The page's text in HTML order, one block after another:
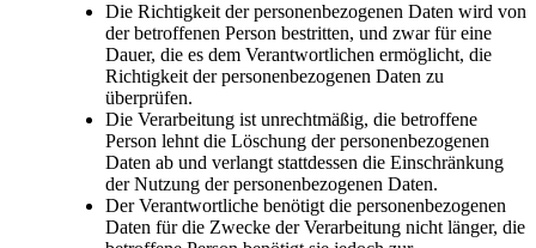
Die Richtigkeit der personenbezogenen Daten wird von
der betroffenen Person bestritten, und zwar für eine
Dauer, die es dem Verantwortlichen ermöglicht, die
Richtigkeit der personenbezogenen Daten zu
überprüfen.
Die Verarbeitung ist unrechtmäßig, die betroffene
Person lehnt die Löschung der personenbezogenen
Daten ab und verlangt stattdessen die Einschränkung
der Nutzung der personenbezogenen Daten.
Der Verantwortliche benötigt die personenbezogenen
Daten für die Zwecke der Verarbeitung nicht länger, die